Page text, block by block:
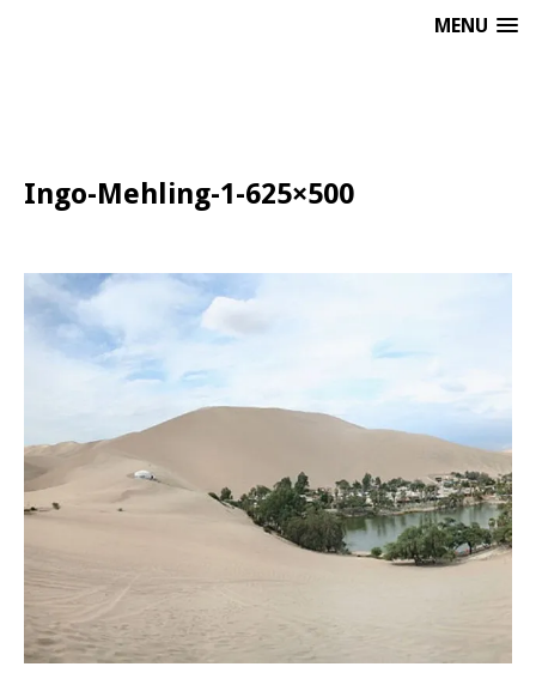
MENU
Ingo-Mehling-1-625×500